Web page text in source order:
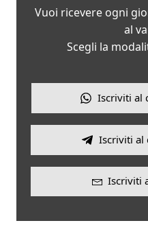
Vuoi ricevere ogni
al
Scegli la
Iscriviti al
Iscriviti al
Iscriviti